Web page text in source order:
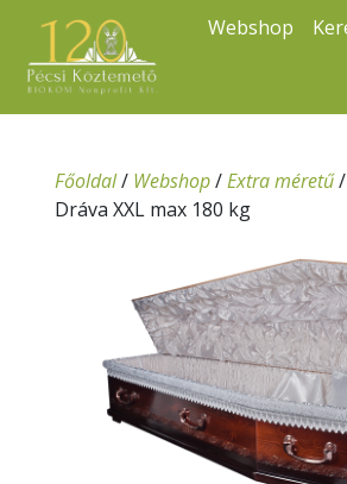
Webshop
Főoldal/ Webshop/Extra méretű/
Dráva XXL max 180 kg